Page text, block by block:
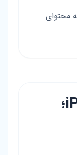
محتوای
سیستم‌عامل iPadOS؛